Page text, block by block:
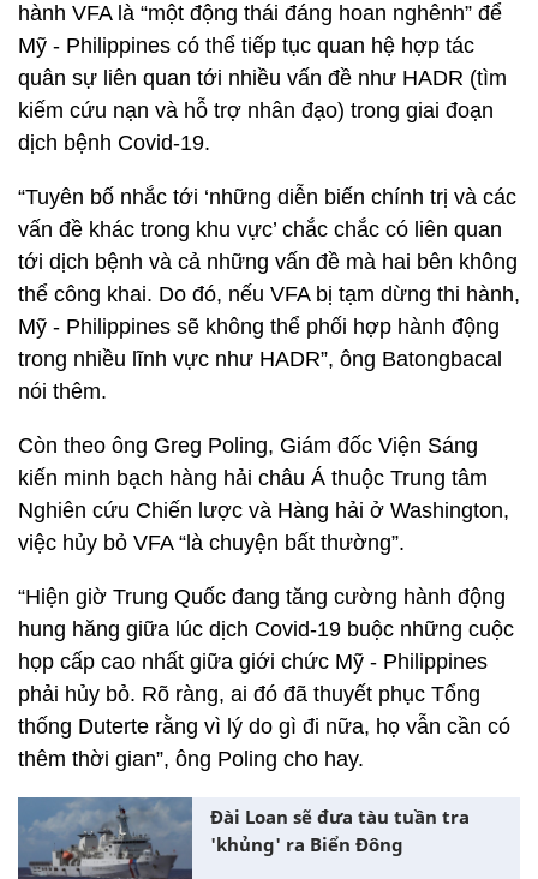
hành VFA là “một động thái đáng hoan nghênh” để
Mỹ - Philippines có thể tiếp tục quan hệ hợp tác
quân sự liên quan tới nhiều vấn đề như HADR (tìm
kiếm cứu nạn và hỗ trợ nhân đạo) trong giai đoạn
dịch bệnh Covid-19.
“Tuyên bố nhắc tới ‘những diễn biến chính trị và các
vấn đề khác trong khu vực’ chắc chắc có liên quan
tới dịch bệnh và cả những vấn đề mà hai bên không
thể công khai. Do đó, nếu VFA bị tạm dừng thi hành,
Mỹ - Philippines sẽ không thể phối hợp hành động
trong nhiều lĩnh vực như HADR”, ông Batongbacal
nói thêm.
Còn theo ông Greg Poling, Giám đốc Viện Sáng
kiến minh bạch hàng hải châu Á thuộc Trung tâm
Nghiên cứu Chiến lược và Hàng hải ở Washington,
việc hủy bỏ VFA “là chuyện bất thường”.
“Hiện giờ Trung Quốc đang tăng cường hành động
hung hăng giữa lúc dịch Covid-19 buộc những cuộc
họp cấp cao nhất giữa giới chức Mỹ - Philippines
phải hủy bỏ. Rõ ràng, ai đó đã thuyết phục Tổng
thống Duterte rằng vì lý do gì đi nữa, họ vẫn cần có
thêm thời gian”, ông Poling cho hay.
Đài Loan sẽ đưa tàu tuần tra
'khủng' ra Biển Đông